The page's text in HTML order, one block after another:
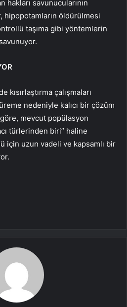
hakları savunucularının
öldürülmesi
taşıma gibi yöntemlerin
kısırlaştırma çalışmaları
nedeniyle kalıcı bir çözüm
mevcut popülasyon
türlerinden biri” haline
için uzun vadeli ve kapsamlı bir